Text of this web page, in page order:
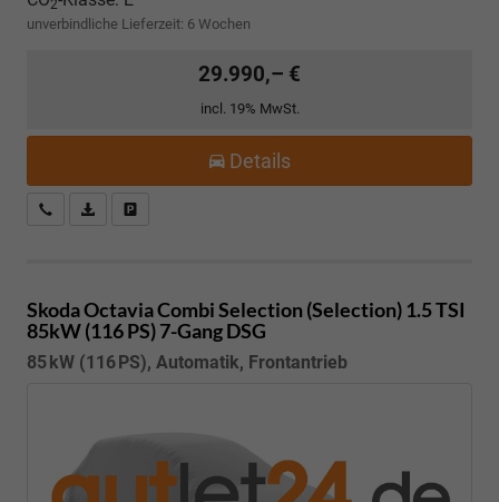
2
unverbindliche Lieferzeit: 6 Wochen
29.990,– €
incl. 19% MwSt.
Details
Kostenloser Rückruf-Service
PDF-Datei, Fahrzeugexposé drucken
Skoda Octavia CombiSelection (Selection) 1.5 TSI
85kW (116 PS) 7-Gang DSG
85 kW (116 PS), Automatik, Frontantrieb